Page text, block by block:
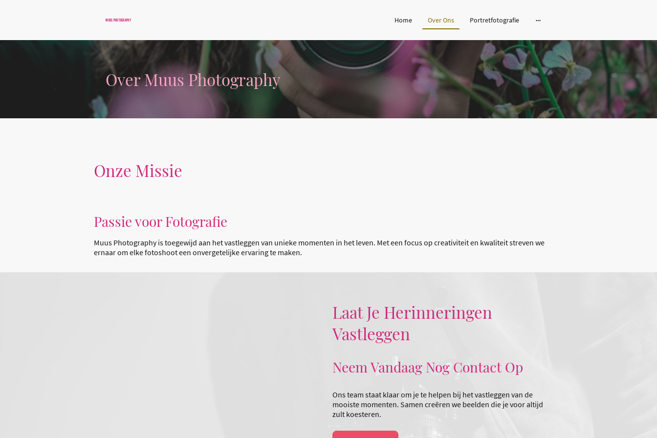
Muus Photography Home Over Ons Portretfotografie
Over Muus Photography
Onze Missie
Passie voor Fotografie
Muus Photography is toegewijd aan het vastleggen van unieke momenten in het leven. Met een focus op creativiteit en kwaliteit streven we
ernaar om elke fotoshoot een onvergetelijke ervaring te maken.
Laat Je Herinneringen
Vastleggen
Neem Vandaag Nog Contact Op
Ons team staat klaar om je te helpen bij het vastleggen van de
mooiste momenten. Samen creëren we beelden die je voor altijd
zult koesteren.